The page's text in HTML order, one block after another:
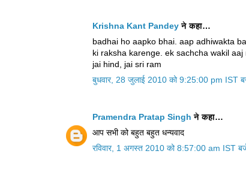
Krishna Kant Pandeyने कहा…
badhai ho aapko bhai. aap adhiwakta
ki raksha karenge. ek sachcha wakil aaj
jai hind, jai sri ram
बुधवार, 28 जुलाई 2010 को 9:25:00 pm IST
Pramendra Pratap Singh ने कहा…
आप सभी को बहुत बहुत धन्‍यवाद
रविवार, 1 अगस्त 2010 को 8:57:00 am IST